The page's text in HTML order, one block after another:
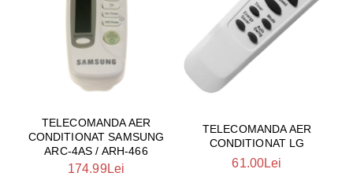
TELECOMANDA AER
CONDITIONAT SAMSUNG
ARC-4AS / ARH-466
174.99Lei
TELECOMANDA AER
CONDITIONAT LG
61.00Lei